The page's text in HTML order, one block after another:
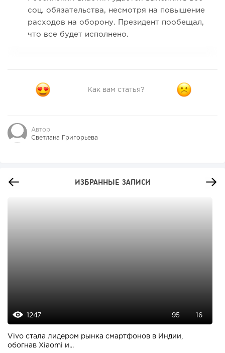
соц. обязательства, несмотря на повышение
расходов на оборону. Президент пообещал,
что все будет исполнено.
Как вам статья?
Автор
Светлана Григорьева
ИЗБРАННЫЕ ЗАПИСИ
1247 95 16
Vivo стала лидером рынка смартфонов в Индии,
обогнав Xiaomi и...